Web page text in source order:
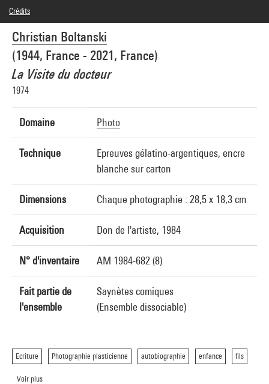
Christian Boltanski
(1944, France - 2021, France)
La Visite du docteur
1974
Domaine Photo
Technique
Epreuves gélatino-argentiques, encre
blanche sur carton
Dimensions Chaque photographie : 28,5 x 18,3 cm
Acquisition Don de l'artiste, 1984
N° d'inventaire AM 1984-682 (8)
Fait partie de
l'ensemble
Saynètes comiques
(Ensemble dissociable)
Ecriture Photographie plasticienne autobiographie enfance fils
Voir plus
Crédits
© Adagp, Paris
Crédit photographique : Centre Pompidou, MNAM-CCI/Philippe Migeat/Dist.
GrandPalaisRmn
Réf. image : 4N00384
Diffusion image :GrandPalaisRmnPhoto